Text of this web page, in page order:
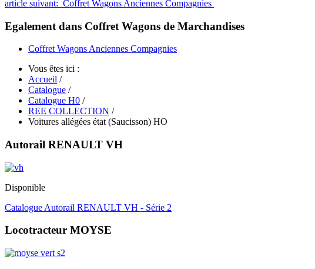
article suivant: Coffret Wagons Anciennes Compagnies
Egalement dans Coffret Wagons de Marchandises
Coffret Wagons Anciennes Compagnies
Vous êtes ici :
Accueil /
Catalogue /
Catalogue H0 /
REE COLLECTION /
Voitures allégées état (Saucisson) HO
Autorail RENAULT VH
Disponible
Catalogue Autorail RENAULT VH - Série 2
Locotracteur MOYSE